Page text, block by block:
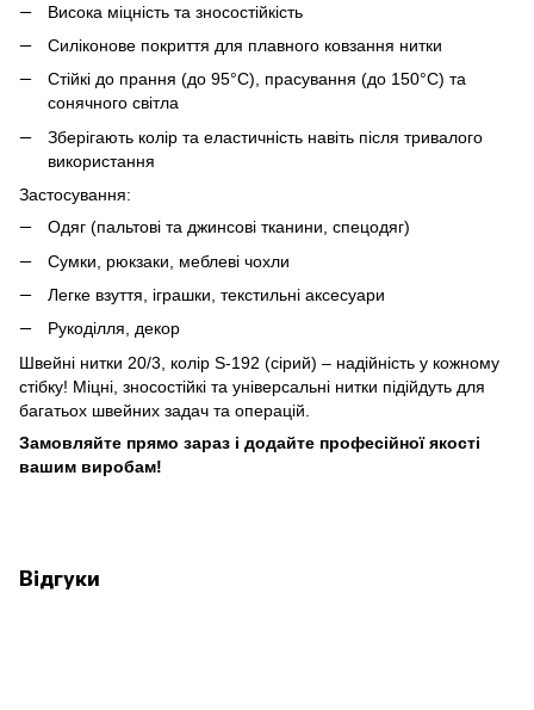
Висока міцність та зносостійкість
Силіконове покриття для плавного ковзання нитки
Стійкі до прання (до 95°C), прасування (до 150°C) та
сонячного світла
Зберігають колір та еластичність навіть після тривалого
використання
Застосування:
Одяг (пальтові та джинсові тканини, спецодяг)
Сумки, рюкзаки, меблеві чохли
Легке взуття, іграшки, текстильні аксесуари
Рукоділля, декор
Швейні нитки 20/3, колір S-192 (сірий) – надійність у кожному
стібку! Міцні, зносостійкі та універсальні нитки підійдуть для
багатьох швейних задач та операцій.
Замовляйте прямо зараз і додайте професійної якості
вашим виробам!
Відгуки